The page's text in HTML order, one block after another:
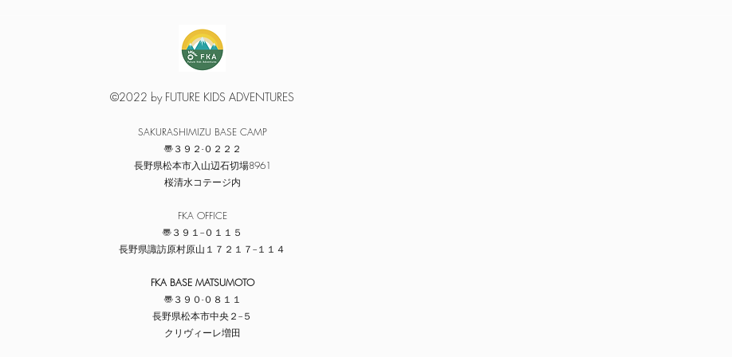
©2022 by FUTURE KIDS ADVENTURES
​SAKURASHIMIZU BASE CAMP
〠３９２-０２２２
​長野県松本市入山辺石切場8961
​桜清水コテージ内
​FKA OFFICE
〠３９１−０１１５
​長野県諏訪原村原山１７２１７−１１４
FKA BASE MATSUMOTO
〠３９０-０８１１
​長野県松本市中央２−５
​クリヴィーレ増田